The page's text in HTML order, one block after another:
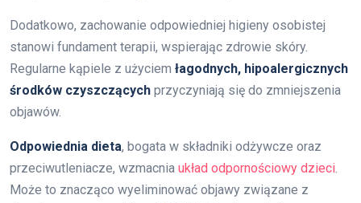
Dodatkowo, zachowanie odpowiedniej higieny osobistej
stanowi fundament terapii, wspierając zdrowie skóry.
Regularne kąpiele z użyciem łagodnych, hipoalergicznych
środków czyszczących przyczyniają się do zmniejszenia
objawów.
Odpowiednia dieta, bogata w składniki odżywcze oraz
przeciwutleniacze, wzmacnia układ odpornościowy dzieci.
Może to znacząco wyeliminować objawy związane z